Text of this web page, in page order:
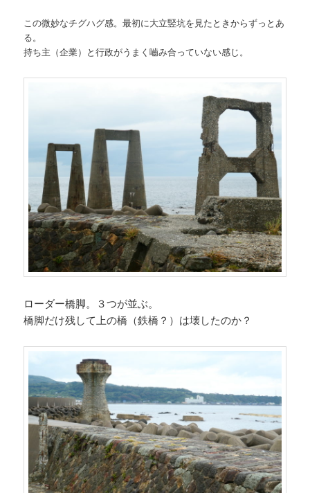
この微妙なチグハグ感。最初に大立竪坑を見たときからずっとあ
る。
持ち主（企業）と行政がうまく嚙み合っていない感じ。
ローダー橋脚。３つが並ぶ。
橋脚だけ残して上の橋（鉄橋？）は壊したのか？